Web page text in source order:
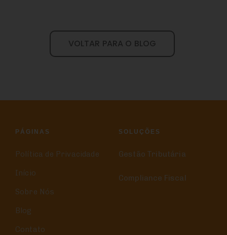
VOLTAR PARA O BLOG
PÁGINAS
Política de Privacidade
Início
Sobre Nós
Blog
Contato
SOLUÇÕES
Gestão Tributária
Compliance Fiscal